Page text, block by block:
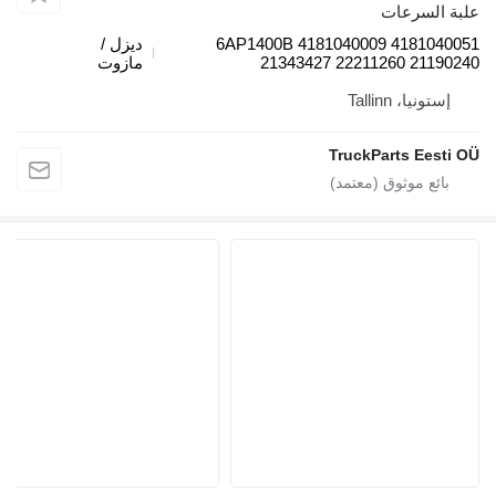
السرعات
4181040051 4181040009 6AP1400B
21343427 22211260
ديزل /
مازوت
إستونيا، Tallinn
TruckParts